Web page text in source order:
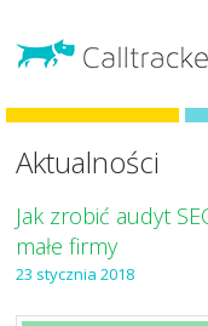
Aktualności
Jak zrobić audyt
małe firmy
23 stycznia 2018